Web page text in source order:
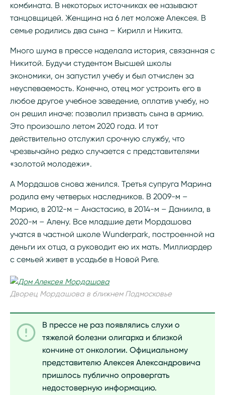
комбината. В некоторых источниках ее называют
танцовщицей. Женщина на 6 лет моложе Алексея. В
семье родились два сына – Кирилл и Никита.
Много шума в прессе наделала история, связанная с
Никитой. Будучи студентом Высшей школы
экономики, он запустил учебу и был отчислен за
неуспеваемость. Конечно, отец мог устроить его в
любое другое учебное заведение, оплатив учебу, но
он решил иначе: позволил призвать сына в армию.
Это произошло летом 2020 года. И тот
действительно отслужил срочную службу, что
чрезвычайно редко случается с представителями
«золотой молодежи».
А Мордашов снова женился. Третья супруга Марина
родила ему четверых наследников. В 2009-м –
Марию, в 2012-м – Анастасию, в 2014-м – Даниила, в
2020-м – Алену. Все младшие дети Мордашова
учатся в частной школе Wunderpark, построенной на
деньги их отца, а руководит ею их мать. Миллиардер
с семьей живет в усадьбе в Новой Риге.
Дворец Мордашова в ближнем Подмосковье
В прессе не раз появлялись слухи о
тяжелой болезни олигарха и близкой
кончине от онкологии. Официальному
представителю Алексея Александровича
пришлось публично опровергать
недостоверную информацию.